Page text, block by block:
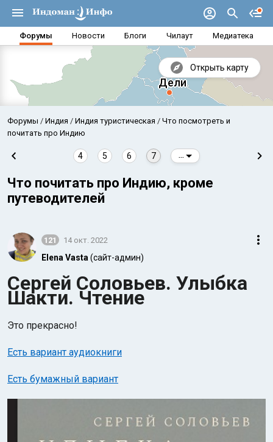
Форумы Новости Блоги Чилаут Медиатека
Открыть карту
Аравийское море
Форумы Индия Индия туристическая
Что посмотреть и
почитать про Индию
4 5 6 7
Что почитать про Индию, кроме
путеводителей
121 14 окт. 2022
Elena Vasta (сайт-админ)
Сергей Соловьев. Улыбка
Шакти. Чтение
Это прекрасно!
Есть вариант аудиокниги
Есть бумажный вариант